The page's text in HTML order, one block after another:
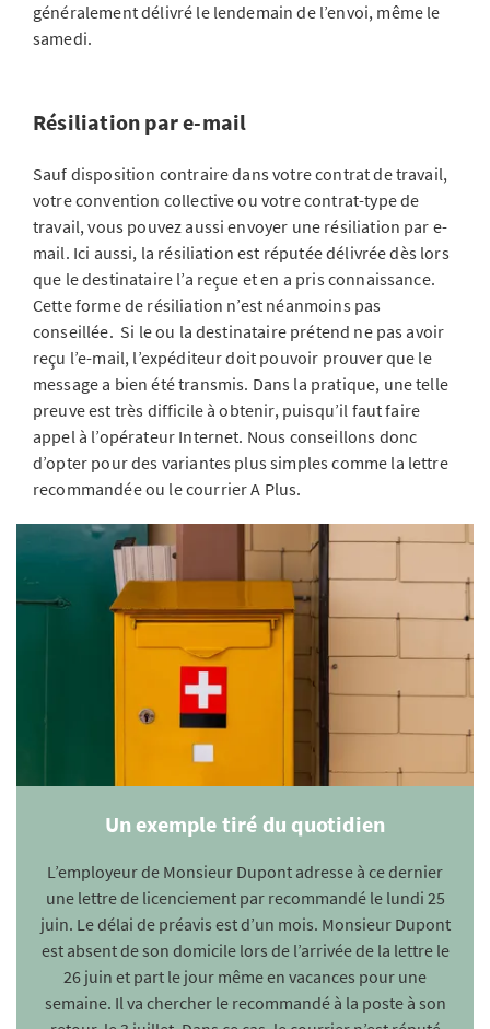
généralement délivré le lendemain de l’envoi, même le
samedi.
Résiliation par e-mail
Sauf disposition contraire dans votre contrat de travail,
votre convention collective ou votre contrat-type de
travail, vous pouvez aussi envoyer une résiliation par e-
mail. Ici aussi, la résiliation est réputée délivrée dès lors
que le destinataire l’a reçue et en a pris connaissance.
Cette forme de résiliation n’est néanmoins pas
conseillée. Si le ou la destinataire prétend ne pas avoir
reçu l’e-mail, l’expéditeur doit pouvoir prouver que le
message a bien été transmis. Dans la pratique, une telle
preuve est très difficile à obtenir, puisqu’il faut faire
appel à l’opérateur Internet. Nous conseillons donc
d’opter pour des variantes plus simples comme la lettre
recommandée ou le courrier A Plus.
Un exemple tiré du quotidien
L’employeur de Monsieur Dupont adresse à ce dernier
une lettre de licenciement par recommandé le lundi 25
juin. Le délai de préavis est d’un mois. Monsieur Dupont
est absent de son domicile lors de l’arrivée de la lettre le
26 juin et part le jour même en vacances pour une
semaine. Il va chercher le recommandé à la poste à son